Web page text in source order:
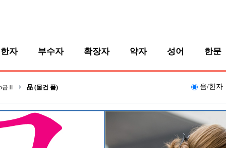
자 부수자 확장자 약자 성어 한문
급Ⅱ 品 (물건 품) 음/한자